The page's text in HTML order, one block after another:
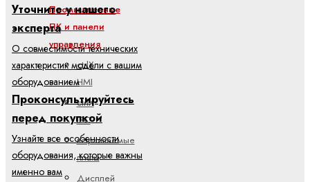
Промышленные
ПК и панели
управления
ctrlX
HMI
ctrlX
IPC
встраиваемые
платы
Дисплей
Уточните у нашего
эксперта
О совместимости технических
характеристик модели с вашим
оборудованием
Проконсультируйтесь
перед покупкой
Узнайте все особенности
оборудования, которые важны
именно вам